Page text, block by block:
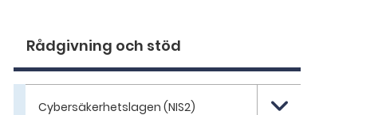
Rådgivning och stöd
Cybersäkerhetslagen (NIS2)